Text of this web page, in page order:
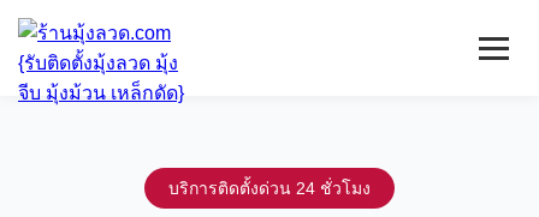
มุ้งลวดจีบ
เหล็กดัด
บริการติดตั้งด่วน 24 ชั่วโมง